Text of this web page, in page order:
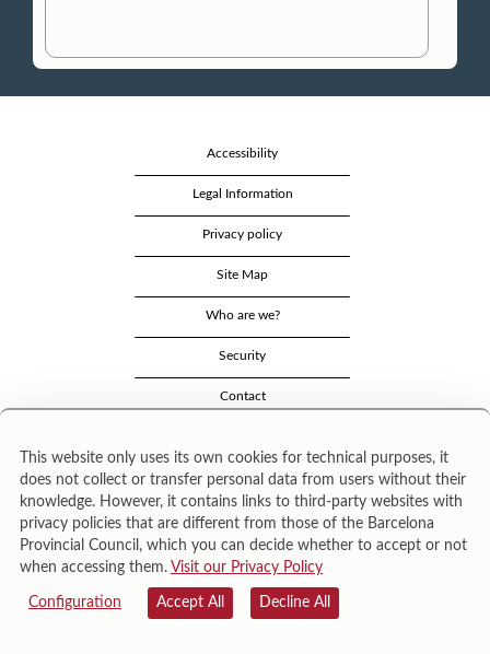
Accessibility
Legal Information
Privacy policy
Site Map
Who are we?
Security
Contact
Área de Cultura – Gerència de Serveis de Biblioteques. Zamora, 73. 08018 Barcelona. Tel:
943 022 222.
© Il·lustracions: Txesco Montalt · Esther Pradell · Agustín Comotto · David Maynar · Pam
This website only uses its own cookies for technical purposes, it
does not collect or transfer personal data from users without their
knowledge. However, it contains links to third-party websites with
privacy policies that are different from those of the Barcelona
Provincial Council, which you can decide whether to accept or not
when accessing them. Visit our Privacy Policy
Configuration Accept All Decline All